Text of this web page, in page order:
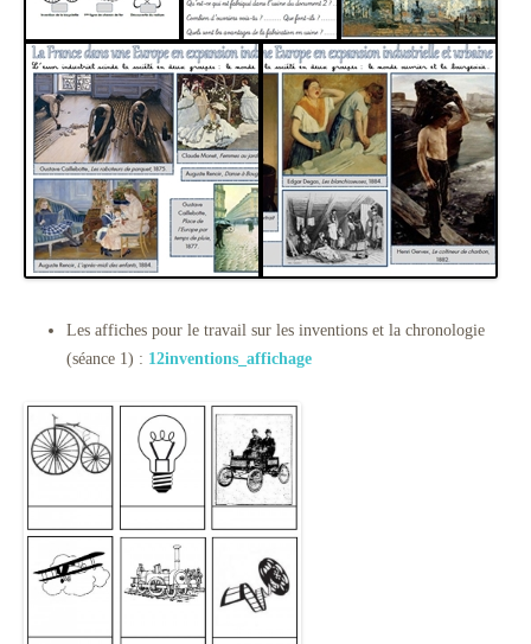
Les affiches pour le travail sur les inventions et la chronologie
(séance 1) : 12inventions_affichage